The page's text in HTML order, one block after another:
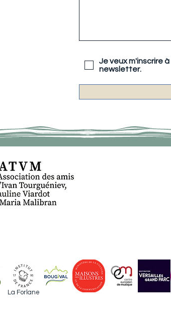
Je veux m'inscrire à
newsletter.
La Forlane